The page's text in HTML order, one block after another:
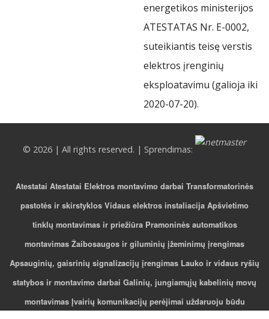
energetikos ministerijos
ATESTATAS Nr. E-0002,
suteikiantis teisę verstis
elektros įrenginių
eksploatavimu (galioja iki
2020-07-20).
© 2026 | All rights reserved. | Sprendimas:
Atestatai Atestatai Elektros montavimo darbai Transformatorinės
pastotės ir skirstyklos Vidaus elektros instaliacija Apšvietimo
tinklų montavimas ir priežiūra Pramoninės automatikos
montavimas Žaibosaugos ir giluminių įžeminimų įrengimas
Apsauginių, gaisrinių signalizacijų įrengimas Lauko ir vidaus ryšių
statybos ir montavimo darbai Galinių, jungiamųjų kabelinių movų
montavimas Įvairių komunikacijų perėjimai uždaruoju būdu